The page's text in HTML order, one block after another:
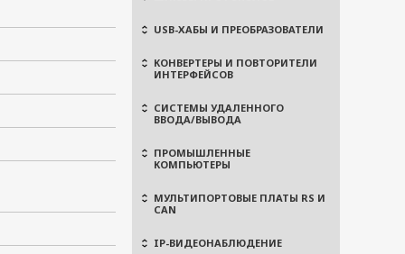
USB-ХАБЫ И ПРЕОБРАЗОВАТЕЛИ
КОНВЕРТЕРЫ И ПОВТОРИТЕЛИ
ИНТЕРФЕЙСОВ
СИСТЕМЫ УДАЛЕННОГО
ВВОДА/ВЫВОДА
ПРОМЫШЛЕННЫЕ
КОМПЬЮТЕРЫ
МУЛЬТИПОРТОВЫЕ ПЛАТЫ RS И
CAN
IP-ВИДЕОНАБЛЮДЕНИЕ